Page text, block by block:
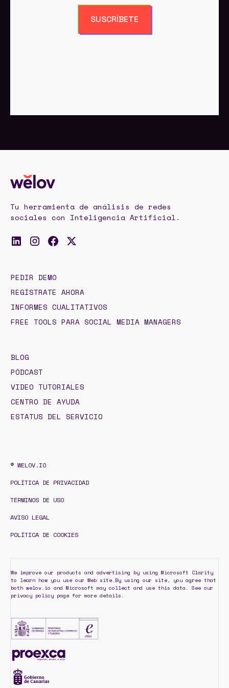
SUSCRÍBETE
Tu herramienta de análisis de redes
sociales con Inteligencia Artificial.
PEDIR DEMO
REGÍSTRATE AHORA
INFORMES CUALITATIVOS
FREE TOOLS PARA SOCIAL MEDIA MANAGERS
BLOG
PÓDCAST
VIDEO TUTORIALES
CENTRO DE AYUDA
ESTATUS DEL SERVICIO
© WELOV.IO
POLÍTICA DE PRIVACIDAD
TÉRMINOS DE USO
AVISO LEGAL
POLÍTICA DE COOKIES
We improve our products and advertising by using Microsoft Clarity
to learn how you use our Web site.By using our site, you agree that
both welov.io and Microsoft may collect and use this data. See our
privacy policy page for more details.